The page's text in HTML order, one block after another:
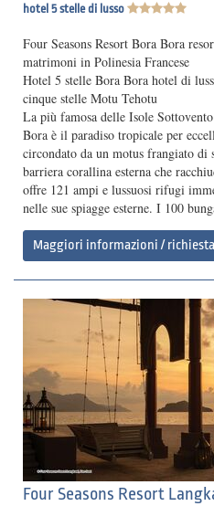
hotel 5 stelle di lusso
Four Seasons Resort Bora Bora
matrimoni in Polinesia Francese
Hotel 5 stelle Bora Bora hotel di
cinque stelle Motu Tehotu
La più famosa delle Isole
Bora è il paradiso tropicale per
circondato da un motus frangiato
barriera corallina esterna che
offre 121 ampi e lussuosi rifugi
nelle sue spiagge esterne. I 100
Maggiori informazioni /
Four Seasons Resort